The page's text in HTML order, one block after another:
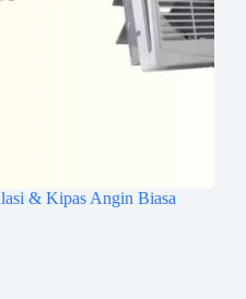
& Kipas Angin Biasa